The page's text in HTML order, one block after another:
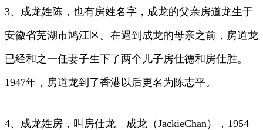
3、成龙姓陈，也有房姓名字，成龙的父亲房道龙生于
安徽省芜湖市鸠江区。在遇到成龙的母亲之前，房道龙
已经和之一任妻子生下了两个儿子房仕德和房仕胜。
1947年，房道龙到了香港以后更名为陈志平。
4、成龙姓房，叫房仕龙。成龙（JackieChan），1954